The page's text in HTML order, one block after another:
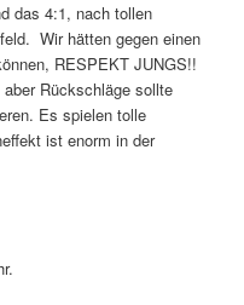
das 4:1, nach tollen
Wir hätten gegen einen
RESPEKT JUNGS!!
Rückschläge sollte
Es spielen tolle
ist enorm in der